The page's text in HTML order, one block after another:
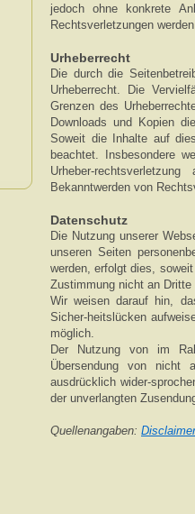
jedoch ohne konkrete
Rechtsverletzungen
Urheberrecht
Die durch die
Urheberrecht. Die
Grenzen des
Downloads und Kopien
Soweit die Inhalte auf
beachtet. Insbesondere
Urheber-
Bekanntwerden von
Datenschutz
Die Nutzung unserer
unseren Seiten
werden, erfolgt dies,
Zustimmung nicht an Dritte
Wir weisen darauf hin,
Sicher-heitslücken
möglich.
Der Nutzung von im
Übersendung von nicht
ausdrücklich wider-
der unverlangten
Quellenangaben: